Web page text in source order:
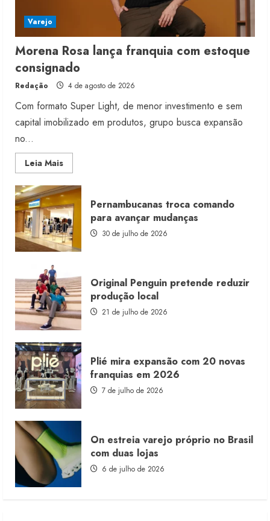
Varejo
Morena Rosa lança franquia com estoque
consignado
Redação 4 de agosto de 2026
Com formato Super Light, de menor investimento e sem
capital imobilizado em produtos, grupo busca expansão
no...
Leia MaisRead
more
Morena
Rosa
lança
franquia
com
estoque
consignado
Pernambucanas troca comando
para avançar mudanças
30 de julho de 2026
Original Penguin pretende reduzir
produção local
21 de julho de 2026
Plié mira expansão com 20 novas
franquias em 2026
7 de julho de 2026
On estreia varejo próprio no Brasil
com duas lojas
6 de julho de 2026